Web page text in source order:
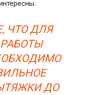
ЧТО ДЛЯ
ДО